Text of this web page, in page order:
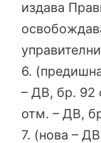
издава
6.
– ДВ, бр. 92
отм. – ДВ,
7. (нова –